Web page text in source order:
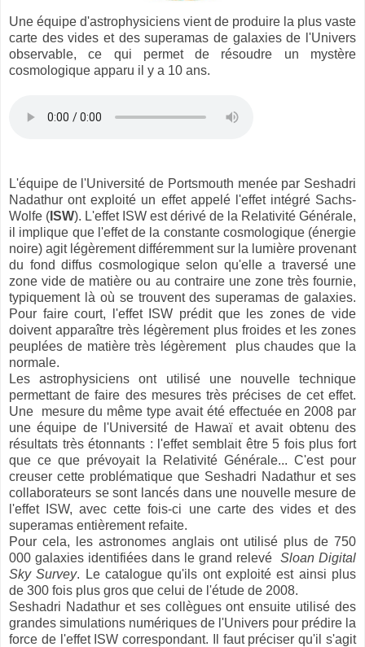
Une équipe d'astrophysiciens vient de produire la plus vaste
carte des vides et des superamas de galaxies de l'Univers
observable, ce qui permet de résoudre un mystère
cosmologique apparu il y a 10 ans.
L'équipe de l'Université de Portsmouth menée par Seshadri
Nadathur ont exploité un effet appelé l'effet intégré Sachs-
Wolfe ( ISW). L'effet ISW est dérivé de la Relativité Générale,
il implique que l'effet de la constante cosmologique (énergie
noire) agit légèrement différemment sur la lumière provenant
du fond diffus cosmologique selon qu'elle a traversé une
zone vide de matière ou au contraire une zone très fournie,
typiquement là où se trouvent des superamas de galaxies.
Pour faire court, l'effet ISW prédit que les zones de vide
doivent apparaître très légèrement plus froides et les zones
peuplées de matièretrès légèrement plus chaudes que la
normale.
Les astrophysiciens ont utilisé une nouvelle technique
permettant de faire des mesures très précises de cet effet.
Une mesure du même type avait été effectuée en 2008 par
une équipe de l'Université de Hawaï et avait obtenu des
résultats très étonnants : l'effet semblait être 5 fois plus fort
que ce que prévoyait la Relativité Générale... C'est pour
creuser cette problématique que Seshadri Nadathur et ses
collaborateurs se sont lancés dans une nouvelle mesure de
l'effet ISW, avec cette fois-ci une carte des vides et des
superamas entièrement refaite.
Pour cela, les astronomes anglais ont utilisé plus de 750
000 galaxies identifiées dans le grand relevé Sloan Digital
Sky Survey. Le catalogue qu'ils ont exploité est ainsi plus
de 300 fois plus gros que celui de l'étude de 2008.
Seshadri Nadathur et ses collègues ont ensuite utilisé des
grandes simulations numériques de l'Univers pour prédire la
force de l'effet ISW correspondant. Il faut préciser qu'il s'agit